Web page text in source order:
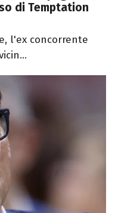
di Temptation
l'ex concorrente